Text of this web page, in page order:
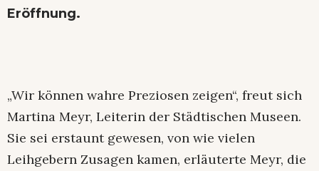
Eröffnung.
„Wir können wahre Preziosen zeigen“, freut sich
Martina Meyr, Leiterin der Städtischen Museen.
Sie sei erstaunt gewesen, von wie vielen
Leihgebern Zusagen kamen, erläuterte Meyr, die